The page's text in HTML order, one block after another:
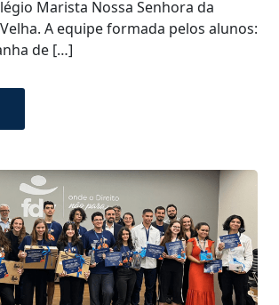
Marista Nossa Senhora da
A equipe formada pelos alunos:
de […]